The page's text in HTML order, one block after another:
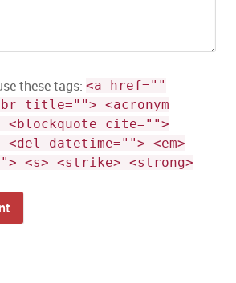
these tags: <a href=""
title=""> <acronym
cite="">
<del datetime=""> <em>
<s> <strike> <strong>